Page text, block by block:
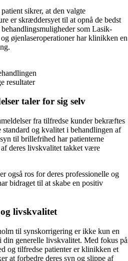
sikrer, at den valgte
er skræddersyet til at opnå de bedst
som Lasik-
øjenlaseroperationer har klinikken en
resultater
taler for sig selv
fra tilfredse kunder bekræftes
og kvalitet i behandlingen af
til brillefrihed har patienterne
deres livskvalitet takket være
også ros for deres professionelle og
bidraget til at skabe en positiv
livskvalitet
til synskorrigering er ikke kun en
din generelle livskvalitet. Med fokus på
og tilfredse patienter er klinikken et
at forbedre deres syn og slippe af